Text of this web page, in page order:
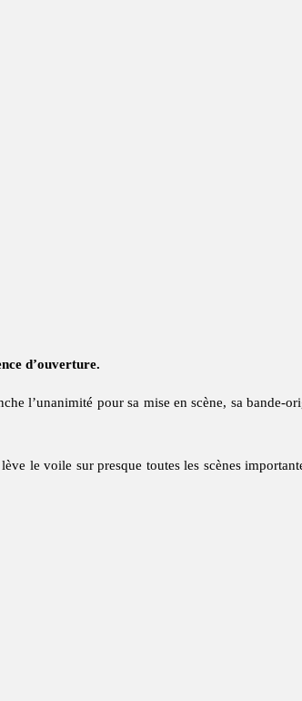
d’ouverture.
l’unanimité pour sa mise en scène, sa bande-
le voile sur presque toutes les scènes